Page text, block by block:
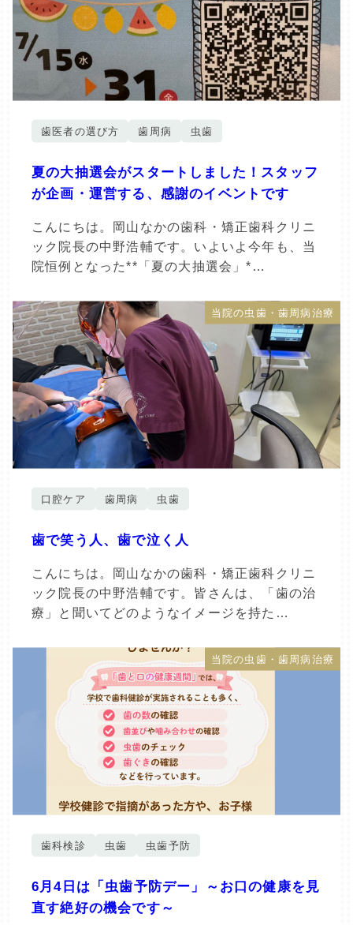
歯医者の選び方 歯周病 虫歯
夏の大抽選会がスタートしました！スタッフ
が企画・運営する、感謝のイベントです
こんにちは。岡山なかの歯科・矯正歯科クリニ
ック院長の中野浩輔です。いよいよ今年も、当
院恒例となった**「夏の大抽選会」*…
当院の虫歯・歯周病治療
口腔ケア 歯周病 虫歯
歯で笑う人、歯で泣く人
こんにちは。岡山なかの歯科・矯正歯科クリニ
ック院長の中野浩輔です。皆さんは、「歯の治
療」と聞いてどのようなイメージを持た…
当院の虫歯・歯周病治療
歯科検診 虫歯 虫歯予防
6月4日は「虫歯予防デー」～お口の健康を見
直す絶好の機会です～